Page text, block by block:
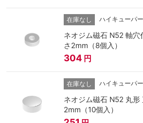
在庫なし ハイキューパ
ネオジム磁石 N52 軸
さ2mm（8個入）
304 円
在庫なし ハイキューパ
ネオジム磁石 N52 丸形
2mm（10個入）